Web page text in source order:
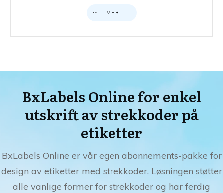
MER
BxLabels Online for enkel
utskrift av strekkoder på
etiketter
BxLabels Online er vår egen abonnements-pakke for
design av etiketter med strekkoder. Løsningen støtter
alle vanlige former for strekkoder og har ferdig